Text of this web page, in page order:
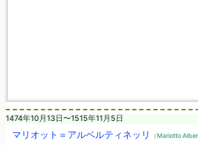
1474年10月13日〜1515年11月5日
マリオット＝アルベルティネッリ （Mariotto